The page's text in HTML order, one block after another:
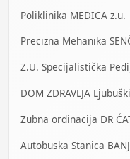
Poliklinika MEDICA z.u.
Precizna Mehanika
DOM ZDRAVLJA Ljubuški
Zubna ordinacija DR
Autobuska Stanica